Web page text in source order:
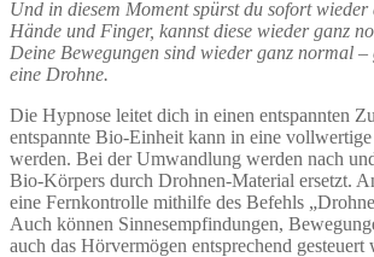
Und in diesem Moment spürst du sofort wieder
Hände und Finger, kannst diese wieder ganz
Deine Bewegungen sind wieder ganz normal
eine Drohne.
Die Hypnose leitet dich in einen entspannten
entspannte Bio-Einheit kann in eine
werden. Bei der Umwandlung werden nach
Bio-Körpers durch Drohnen-Material ersetzt.
eine Fernkontrolle mithilfe des Befehls
Auch können Sinnesempfindungen,
auch das Hörvermögen entsprechend gesteuert